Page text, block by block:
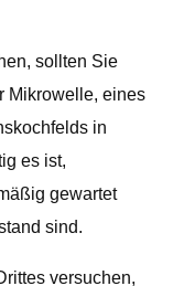
sollten Sie
Mikrowelle, eines
in
es ist,
gewartet
sind.
versuchen,